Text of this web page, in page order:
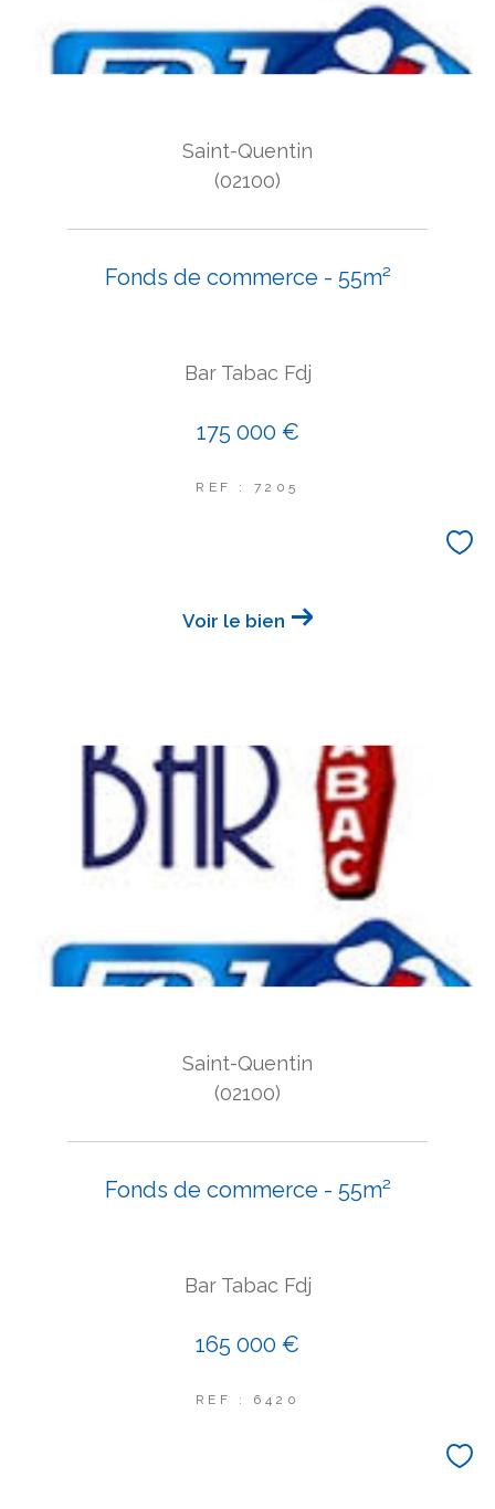
Saint-Quentin
(02100)
Fonds de commerce - 55m²
Bar Tabac Fdj
175 000 €
REF : 7205
Voir le bien
Saint-Quentin
(02100)
Fonds de commerce - 55m²
Bar Tabac Fdj
165 000 €
REF : 6420